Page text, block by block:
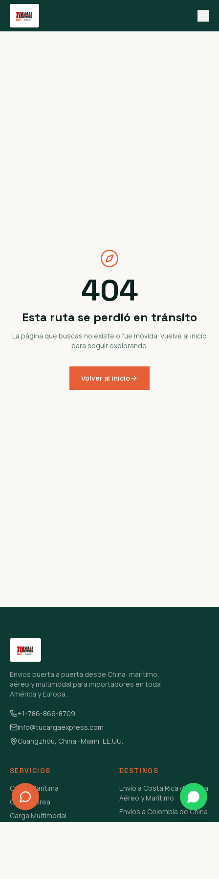
404
Esta ruta se perdió en tránsito
La página que buscas no existe o fue movida. Vuelve al inicio
para seguir explorando.
Volver al inicio
Envíos puerta a puerta desde China: marítimo,
aéreo y multimodal para importadores en toda
América y Europa.
+1-786-866-8709
info@tucargaexpress.com
Guangzhou, China · Miami, EE.UU.
SERVICIOS
Carga Marítima
Carga Aérea
Carga Multimodal
DESTINOS
Envío a Costa Rica de China
Aéreo y Marítimo
Envíos a Colombia de China